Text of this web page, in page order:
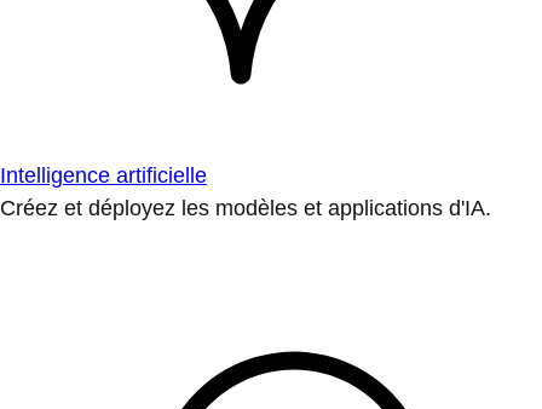
Intelligence artificielle
Créez et déployez les modèles et applications d'IA.